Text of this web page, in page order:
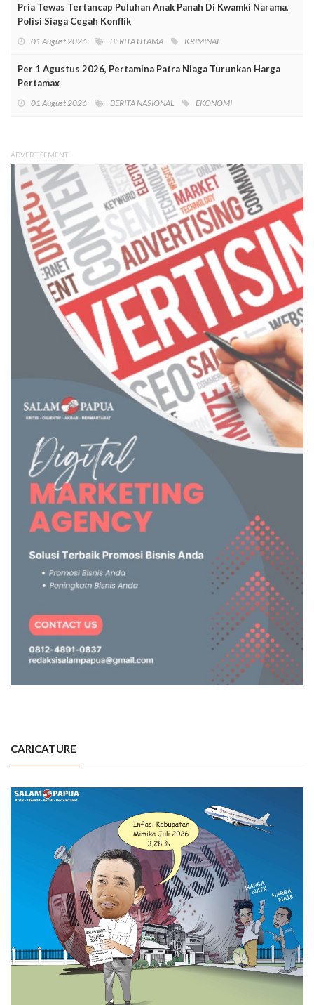
Pria Tewas Tertancap Puluhan Anak Panah Di Kwamki Narama,
Polisi Siaga Cegah Konflik
01 August 2026 BERITA UTAMA KRIMINAL
Per 1 Agustus 2026, Pertamina Patra Niaga Turunkan Harga
Pertamax
01 August 2026 BERITA NASIONAL EKONOMI
ADVERTISEMENT
CARICATURE